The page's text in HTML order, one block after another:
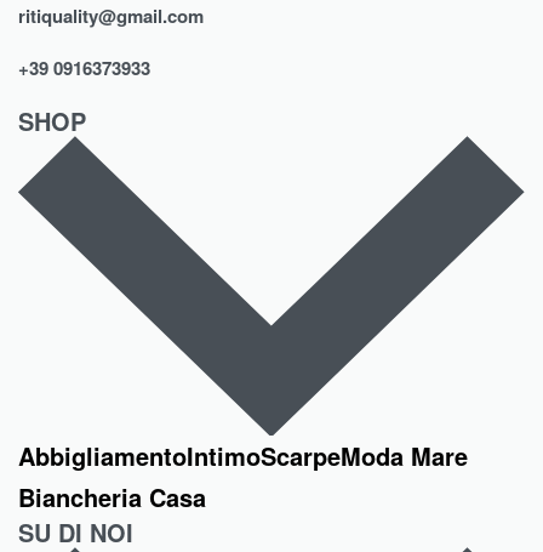
ritiquality@gmail.com
+39 0916373933
SHOP
AbbigliamentoIntimoScarpeModa Mare
Biancheria Casa
SU DI NOI